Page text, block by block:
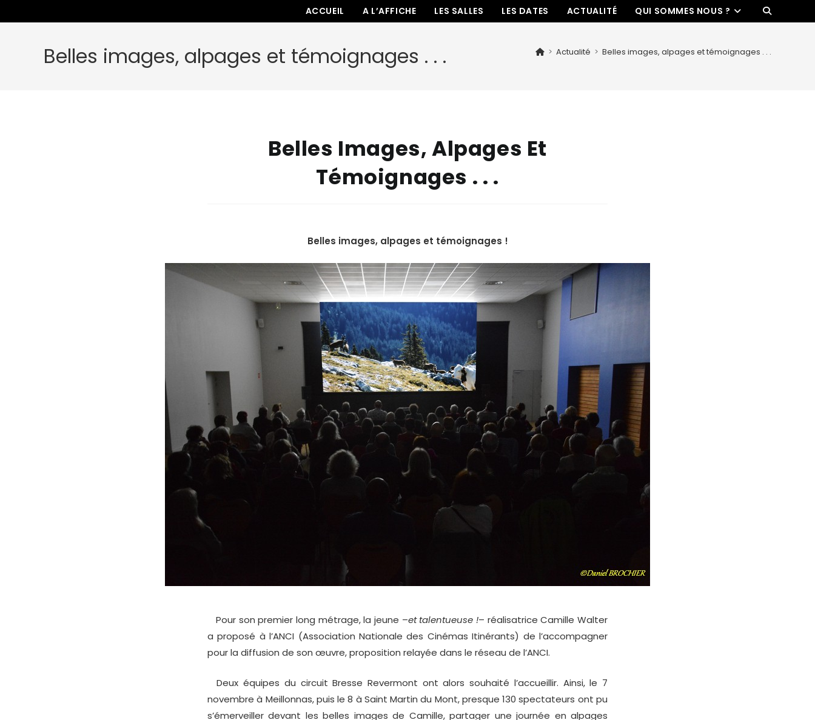
ACCUEIL A L’AFFICHE LES SALLES LES DATES ACTUALITÉ QUI SOMMES NOUS ?
Belles images, alpages et témoignages . . . > Actualité > Belles images, alpages et témoignages . . .
Belles Images, Alpages Et
Témoignages . . .
Belles images, alpages et témoignages !
Pour son premier long métrage, la jeune –et talentueuse !– réalisatrice Camille Walter
a proposé à l’ANCI (Association Nationale des Cinémas Itinérants) de l’accompagner
pour la diffusion de son œuvre, proposition relayée dans le réseau de l’ANCI.
Deux équipes du circuit Bresse Revermont ont alors souhaité l’accueillir. Ainsi, le 7
novembre à Meillonnas, puis le 8 à Saint Martin du Mont, presque 130 spectateurs ont pu
s’émerveiller devant les belles images de Camille, partager une journée en alpages